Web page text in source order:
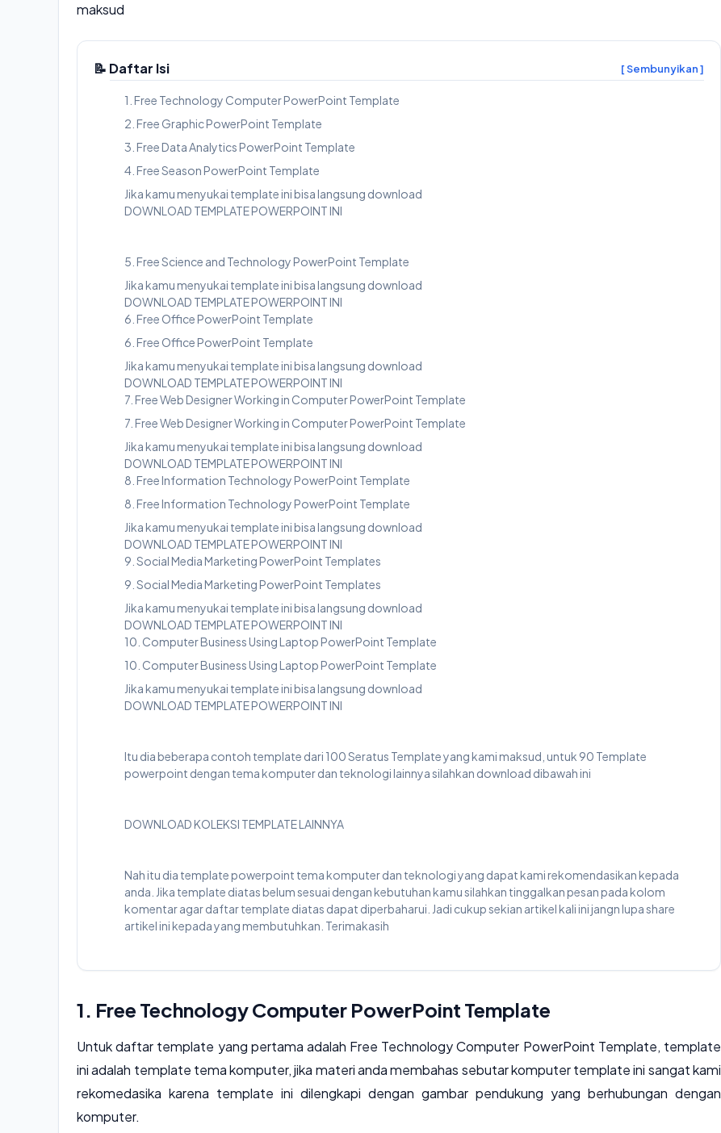
maksud
📝 Daftar Isi [ Sembunyikan ]
1. Free Technology Computer PowerPoint Template
2. Free Graphic PowerPoint Template
3. Free Data Analytics PowerPoint Template
4. Free Season PowerPoint Template
Jika kamu menyukai template ini bisa langsung download
DOWNLOAD TEMPLATE POWERPOINT INI
5. Free Science and Technology PowerPoint Template
Jika kamu menyukai template ini bisa langsung download
DOWNLOAD TEMPLATE POWERPOINT INI
6. Free Office PowerPoint Template
6. Free Office PowerPoint Template
Jika kamu menyukai template ini bisa langsung download
DOWNLOAD TEMPLATE POWERPOINT INI
7. Free Web Designer Working in Computer PowerPoint Template
7. Free Web Designer Working in Computer PowerPoint Template
Jika kamu menyukai template ini bisa langsung download
DOWNLOAD TEMPLATE POWERPOINT INI
8. Free Information Technology PowerPoint Template
8. Free Information Technology PowerPoint Template
Jika kamu menyukai template ini bisa langsung download
DOWNLOAD TEMPLATE POWERPOINT INI
9. Social Media Marketing PowerPoint Templates
9. Social Media Marketing PowerPoint Templates
Jika kamu menyukai template ini bisa langsung download
DOWNLOAD TEMPLATE POWERPOINT INI
10. Computer Business Using Laptop PowerPoint Template
10. Computer Business Using Laptop PowerPoint Template
Jika kamu menyukai template ini bisa langsung download
DOWNLOAD TEMPLATE POWERPOINT INI
Itu dia beberapa contoh template dari 100 Seratus Template yang kami maksud, untuk 90 Template
powerpoint dengan tema komputer dan teknologi lainnya silahkan download dibawah ini
DOWNLOAD KOLEKSI TEMPLATE LAINNYA
Nah itu dia template powerpoint tema komputer dan teknologi yang dapat kami rekomendasikan kepada
anda. Jika template diatas belum sesuai dengan kebutuhan kamu silahkan tinggalkan pesan pada kolom
komentar agar daftar template diatas dapat diperbaharui. Jadi cukup sekian artikel kali ini jangn lupa share
artikel ini kepada yang membutuhkan. Terimakasih
1. Free Technology Computer PowerPoint Template
Untuk daftar template yang pertama adalah Free Technology Computer PowerPoint Template, template
ini adalah template tema komputer, jika materi anda membahas sebutar komputer template ini sangat kami
rekomedasika karena template ini dilengkapi dengan gambar pendukung yang berhubungan dengan
komputer.